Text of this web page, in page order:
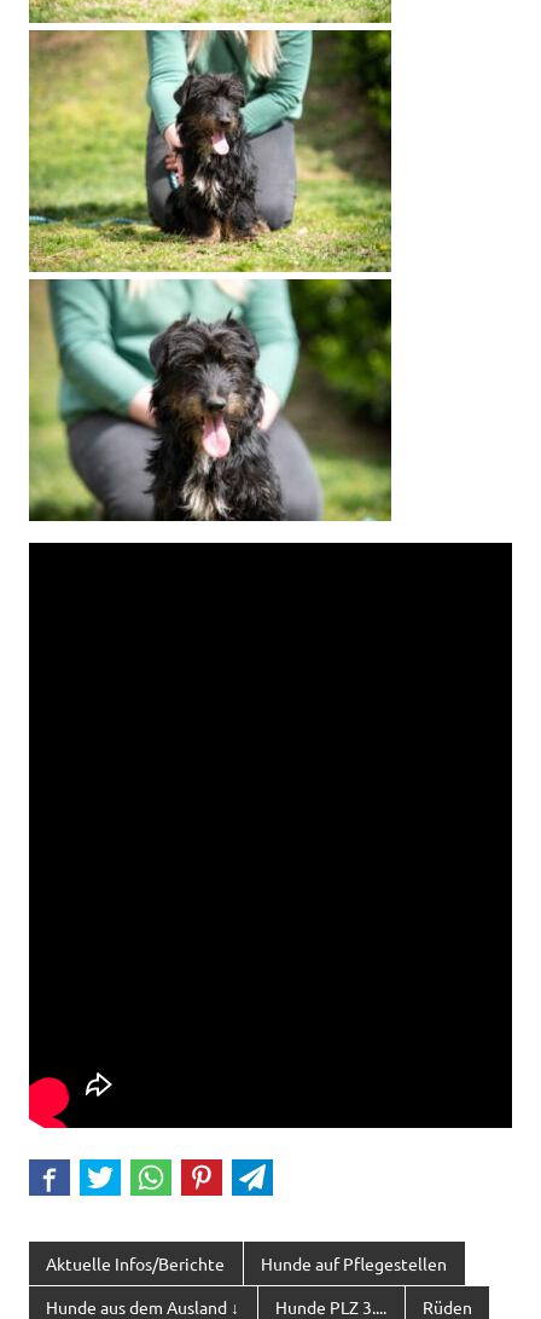
Aktuelle Infos/Berichte Hunde auf Pflegestellen
Hunde aus dem Ausland ↓ Hunde PLZ 3.... Rüden